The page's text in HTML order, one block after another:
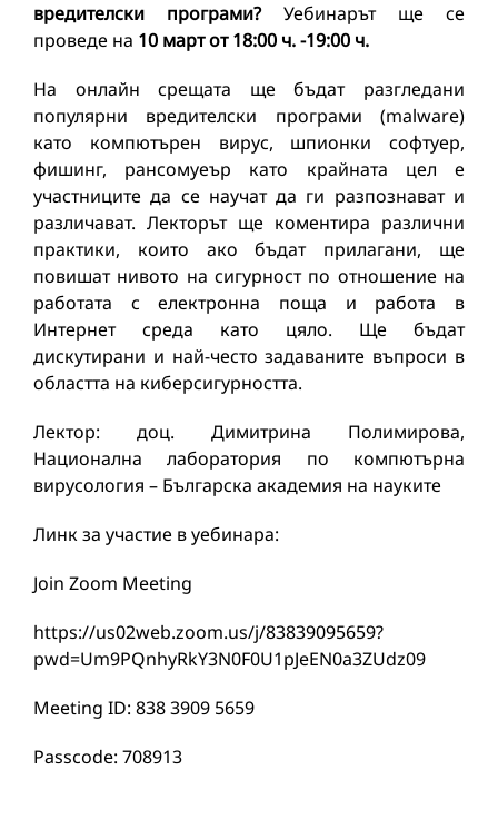
вредителски програми?Уебинарът ще се
проведе на 10 март от 18:00 ч. -19:00 ч.
На онлайн срещата ще бъдат разгледани
популярни вредителски програми (malware)
като компютърен вирус, шпионки софтуер,
фишинг, рансомуеър като крайната цел е
участниците да се научат да ги разпознават и
различават. Лекторът ще коментира различни
практики, които ако бъдат прилагани, ще
повишат нивото на сигурност по отношение на
работата с електронна поща и работа в
Интернет среда като цяло. Ще бъдат
дискутирани и най-често задаваните въпроси в
областта на киберсигурността.
Лектор: доц. Димитрина Полимирова,
Национална лаборатория по компютърна
вирусология – Българска академия на науките
Линк за участие в уебинара:
Join Zoom Meeting
https://us02web.zoom.us/j/83839095659?
pwd=Um9PQnhyRkY3N0F0U1pJeEN0a3ZUdz09
Meeting ID: 838 3909 5659
Passcode: 708913